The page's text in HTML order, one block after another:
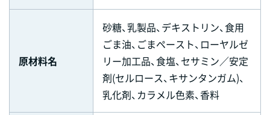
原材料名
砂糖、乳製品、デキストリン、食用
ごま油、ごまペースト、ローヤルゼ
リー加工品、食塩、セサミン／安定
剤(セルロース、キサンタンガム)、
乳化剤、カラメル色素、香料